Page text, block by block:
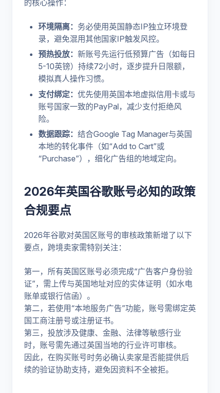
的核心操作：
环境隔离： 务必使用英国静态IP独立环境登
录，避免混用其他国家IP触发风控。
预热投放： 新账号先运行低预算广告（如每日
5-10英镑）持续72小时，逐步提升日限额，
模拟真人操作习惯。
支付绑定： 优先使用英国本地虚拟信用卡或与
账号国家一致的PayPal，减少支付拒绝风
险。
数据跟踪： 结合Google Tag Manager与英国
本地的转化事件（如“Add to Cart”或
“Purchase”），细化广告组的地域定向。
2026年英国谷歌账号必知的政策
合规要点
2026年谷歌对英国区账号的审核政策新增了以下
要点，跨境卖家需特别关注：
第一，所有英国区账号必须完成“广告客户身份验
证”，需上传与英国地址对应的实体证明（如水电
账单或银行信函）。
第二，若使用“本地服务广告”功能，账号需绑定英
国工商注册号或注册证书。
第三，投放涉及健康、金融、法律等敏感行业
时，账号需先通过英国当地的行业许可审核。
因此，在购买账号时务必确认卖家是否能提供后
续的验证协助支持，避免因资料不全被拒。